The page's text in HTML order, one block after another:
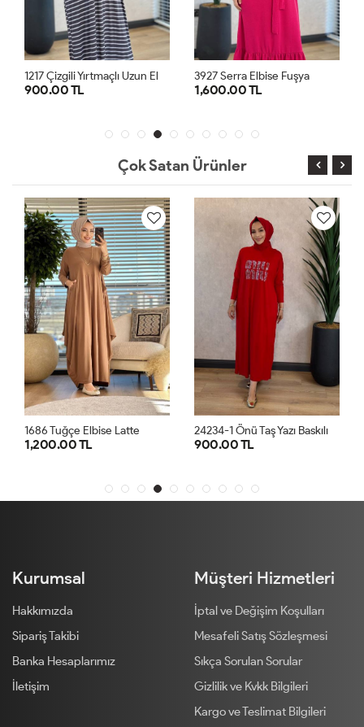
900.00 TL
3927 Serra Elbise Fuşya
1,600.00 TL
Çok Satan Ürünler
1686 Tuğçe Elbise Latte
1,200.00 TL
2
4234-1 Önü Taş Yazı Baskılı Penye Elbise Kırmızı
900.00 TL
Kurumsal
Hakkımızda
Sipariş Takibi
Banka Hesaplarımız
İletişim
Müşteri Hizmetleri
İptal ve Değişim Koşulları
Mesafeli Satış Sözleşmesi
Sıkça Sorulan Sorular
Gizlilik ve Kvkk Bilgileri
Kargo ve Teslimat Bilgileri